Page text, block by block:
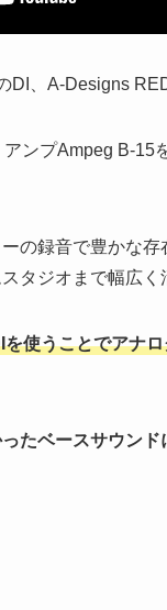
DI、A-Designs
ンプAmpeg B-15
の録音で豊かな
タジオまで幅広く
使うことでアナ
たベースサウンド